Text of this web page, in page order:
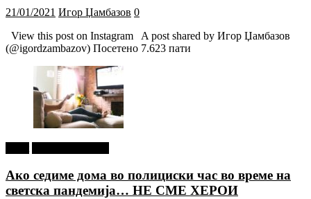
21/01/2021 Игор Џамбазов 0
View this post on Instagram A post shared by Игор Џамбазов
(@igordzambazov) Посетено 7.623 пати
Ако седиме дома во полициски час во време на
светска пандемија… НЕ СМЕ ХЕРОИ